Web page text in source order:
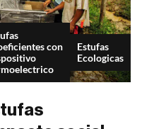
con
Estufas
Ecologicas